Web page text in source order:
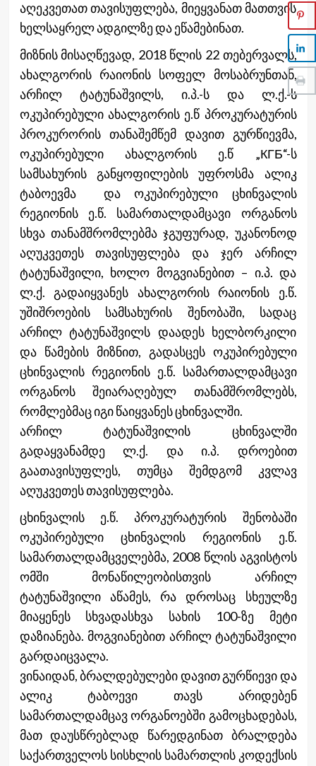
აღეკვეთათ თავისუფლება, მიეყვანათ მათთვის
ხელსაყრელ ადგილზე და ეწამებინათ.
მიზნის მისაღწევად, 2018 წლის 22 თებერვალს,
ახალგორის რაიონის სოფელ მოსაბრუნთან,
არჩილ ტატუნაშვილს, ი.პ.-ს და ლ.ქ.-ს
ოკუპირებული ახალგორის ე.წ პროკურატურის
პროკურორის თანაშემწემ დავით გურწიევმა,
ოკუპირებული ახალგორის ე.წ „КГБ“-ს
სამსახურის განყოფილების უფროსმა ალიკ
ტაბოევმა და ოკუპირებული ცხინვალის
რეგიონის ე.წ. სამართალდამცავი ორგანოს
სხვა თანამშრომლებმა ჯგუფურად, უკანონოდ
აღუკვეთეს თავისუფლება და ჯერ არჩილ
ტატუნაშვილი, ხოლო მოგვიანებით – ი.პ. და
ლ.ქ. გადაიყვანეს ახალგორის რაიონის ე.წ.
უშიშროების სამსახურის შენობაში, სადაც
არჩილ ტატუნაშვილს დაადეს ხელბორკილი
და წამების მიზნით, გადასცეს ოკუპირებული
ცხინვალის რეგიონის ე.წ. სამართალდამცავი
ორგანოს შეიარაღებულ თანამშრომლებს,
რომლებმაც იგი წაიყვანეს ცხინვალში.
არჩილ ტატუნაშვილის ცხინვალში
გადაყვანამდე ლ.ქ. და ი.პ. დროებით
გაათავისუფლეს, თუმცა შემდგომ კვლავ
აღუკვეთეს თავისუფლება.
ცხინვალის ე.წ. პროკურატურის შენობაში
ოკუპირებული ცხინვალის რეგიონის ე.წ.
სამართალდამცველებმა, 2008 წლის აგვისტოს
ომში მონაწილეობისთვის არჩილ
ტატუნაშვილი აწამეს, რა დროსაც სხეულზე
მიაყენეს სხვადასხვა სახის 100-ზე მეტი
დაზიანება. მოგვიანებით არჩილ ტატუნაშვილი
გარდაიცვალა.
ვინაიდან, ბრალდებულები დავით გურწიევი და
ალიკ ტაბოევი თავს არიდებენ
სამართალდამცავ ორგანოებში გამოცხადებას,
მათ დაუსწრებლად წარედგინათ ბრალდება
საქართველოს სისხლის სამართლის კოდექსის